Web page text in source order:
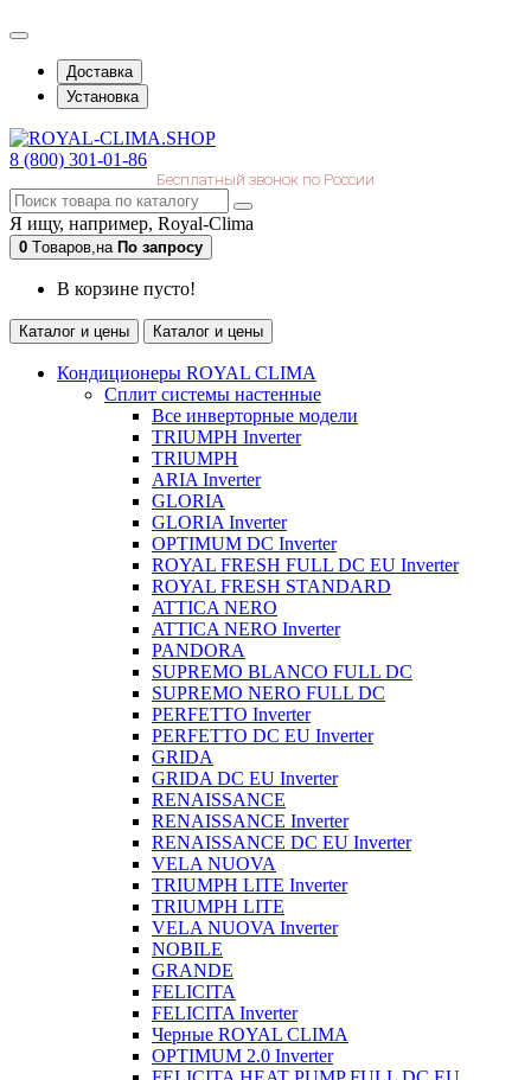
Доставка
Установка
8 (800) 301-01-86
Бесплатный звонок по России
Я ищу, например, Royal-Clima
0 Tоваров,на По запросу
В корзине пусто!
Каталог и цены Каталог и цены
Кондиционеры ROYAL CLIMA
Сплит системы настенные
Все инверторные модели
TRIUMPH Inverter
TRIUMPH
ARIA Inverter
GLORIA
GLORIA Inverter
OPTIMUM DC Inverter
ROYAL FRESH FULL DC EU Inverter
ROYAL FRESH STANDARD
ATTICA NERO
ATTICA NERO Inverter
PANDORA
SUPREMO BLANCO FULL DC
SUPREMO NERO FULL DC
PERFETTO Inverter
PERFETTO DC EU Inverter
GRIDA
GRIDA DC EU Inverter
RENAISSANCE
RENAISSANCE Inverter
RENAISSANCE DC EU Inverter
VELA NUOVA
TRIUMPH LITE Inverter
TRIUMPH LITE
VELA NUOVA Inverter
NOBILE
GRANDE
FELICITA
FELICITA Inverter
Черные ROYAL CLIMA
OPTIMUM 2.0 Inverter